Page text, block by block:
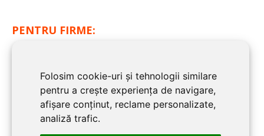
Folosim cookie-uri și tehnologii similare
pentru a crește experiența de navigare,
afișare conținut, reclame personalizate,
analiză trafic.
PENTRU FIRME:
Despre CLUJ CONSTRUCT
Înscriere firmă în CLUJ CONSTRUCT
Contact redacția CLUJ CONSTRUCT